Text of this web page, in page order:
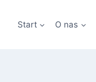
Start O nas